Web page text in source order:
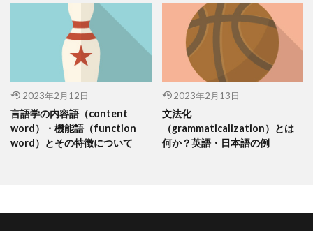
2023年2月12日
言語学の内容語（content
word）・機能語（function
word）とその特徴について
2023年2月13日
文法化
（grammaticalization）とは
何か？英語・日本語の例